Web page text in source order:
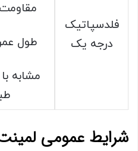
فلدسپاتیک
درجه یک
مقاومت
طول
مشابه
شرایط عمومی